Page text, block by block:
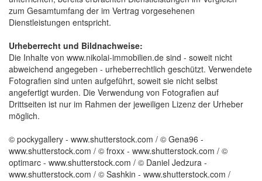
zum Gesamtumfang der im Vertrag vorgesehenen
Dienstleistungen entspricht.
Urheberrecht und Bildnachweise:
Die Inhalte von www.nikolai-immobilien.de sind - soweit nicht
abweichend angegeben - urheberrechtlich geschützt. Verwendete
Fotografien sind unten aufgeführt, soweit sie nicht selbst
angefertigt wurden. Die Verwendung von Fotografien auf
Drittseiten ist nur im Rahmen der jeweiligen Lizenz der Urheber
möglich.
© pockygallery - www.shutterstock.com / © Gena96 -
www.shutterstock.com / © froxx - www.shutterstock.com / ©
optimarc - www.shutterstock.com / © Daniel Jedzura -
www.shutterstock.com / © Sashkin - www.shutterstock.com /